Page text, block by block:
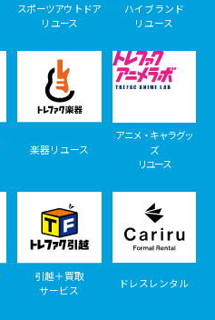
スポーツアウトドア
リユース
ハイブランド
リユース
楽器リユース
アニメ・キャラグッ
ズ
リユース
引越＋買取
サービス
ドレスレンタル